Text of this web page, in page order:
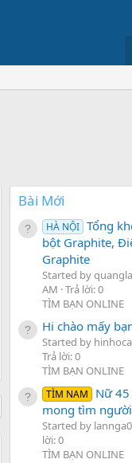
Bài Mới
HÀ NỘI Tổng
bột Graphite,
Graphite
Started by
AM Trả lời: 0
TÌM BẠN ONLINE
Hi chào mấy
Started by
Trả lời: 0
TÌM BẠN ONLINE
TÌM NAM
Nữ
mong tìm
Started by
lời: 0
TÌM BẠN ONLINE